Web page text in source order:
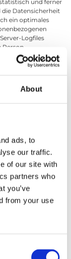
About
ads, to
our traffic.
of our site with
partners who
you’ve
from your use
und ferner
Datensicherheit
ein optimales
Logfiles
Person
der Internetseite
der jeweiligen
wird. Die von der
Daten
bei dem für die
erhoben und
kann die
der die
für eine interne
Internet-Service-